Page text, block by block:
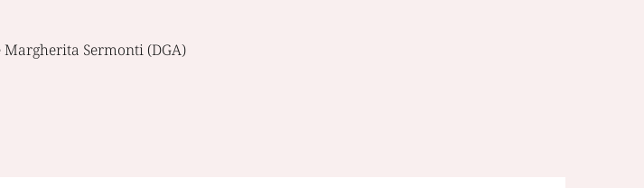
Sermonti (DGA)